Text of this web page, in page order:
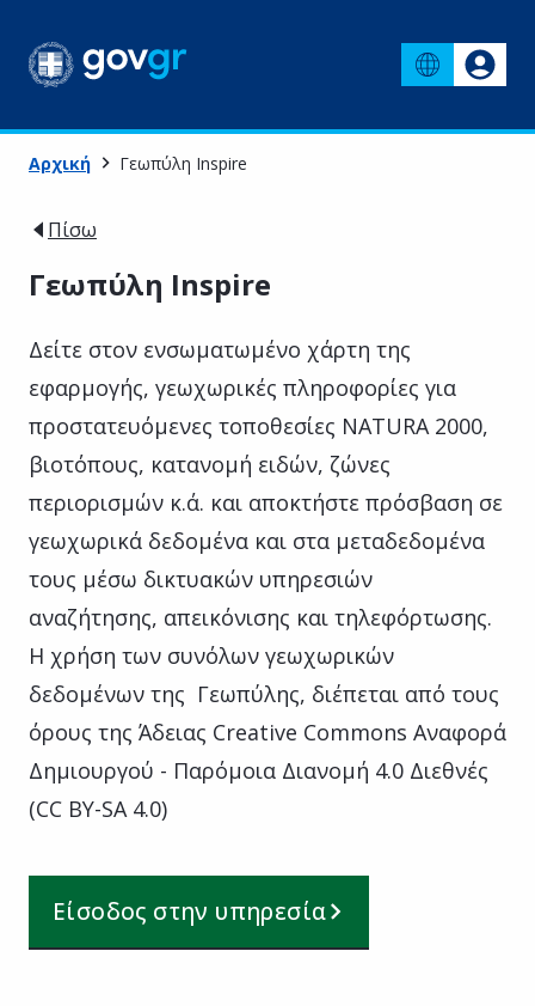
Αρχική Γεωπύλη Inspire
Πίσω
Γεωπύλη Inspire
Δείτε στον ενσωματωμένο χάρτη της
εφαρμογής, γεωχωρικές πληροφορίες για
προστατευόμενες τοποθεσίες NATURA 2000,
βιοτόπους, κατανομή ειδών, ζώνες
περιορισμών κ.ά. και αποκτήστε πρόσβαση σε
γεωχωρικά δεδομένα και στα μεταδεδομένα
τους μέσω δικτυακών υπηρεσιών
αναζήτησης, απεικόνισης και τηλεφόρτωσης.
Η χρήση των συνόλων γεωχωρικών
δεδομένων της Γεωπύλης, διέπεται από τους
όρους της Άδειας Creative Commons Αναφορά
Δημιουργού - Παρόμοια Διανομή 4.0 Διεθνές
(CC BY-SA 4.0)
Είσοδος στην υπηρεσία